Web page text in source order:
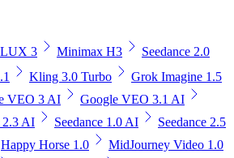
3 Minimax H3
Seedance 2.0
Kling 3.0 Turbo
Grok Imagine 1.5
VEO 3 AI
Google VEO 3.1 AI
AI Seedance 1.0 AI
Seedance 2.5
Happy Horse 1.0
MidJourney Video 1.0